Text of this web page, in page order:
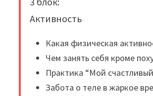
Активность
Какая физическая
Чем занять себя кроме
Практика “Мой
Забота о теле в жаркое